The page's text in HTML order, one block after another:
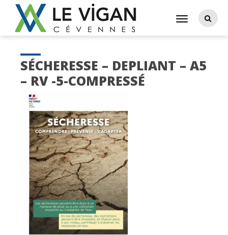
SÉCHERESSE – DEPLIANT – A5
– RV -5-COMPRESSÉ